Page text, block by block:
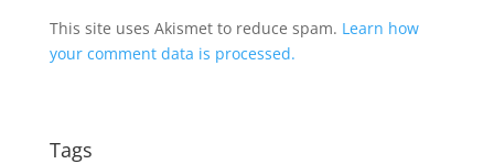
This site uses Akismet to reduce spam. Learn how
your comment data is processed.
Tags